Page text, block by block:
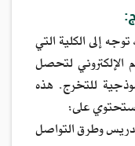
إلى الكلية التي
لتحصل
للتخرج. هذه
على:
وطرق التواصل